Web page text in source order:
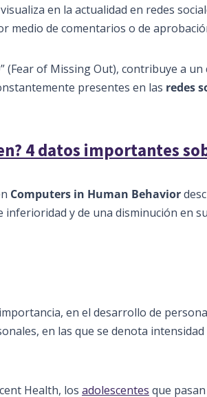
en la actualidad en redes
medio de comentarios o de
(Fear of Missing Out), contribuye a un
presentes en las redes
4 datos importantes
Computers in Human Behavior
inferioridad y de una disminución en su
en el desarrollo de
en las que se denota intensidad
Health, los adolescentes que